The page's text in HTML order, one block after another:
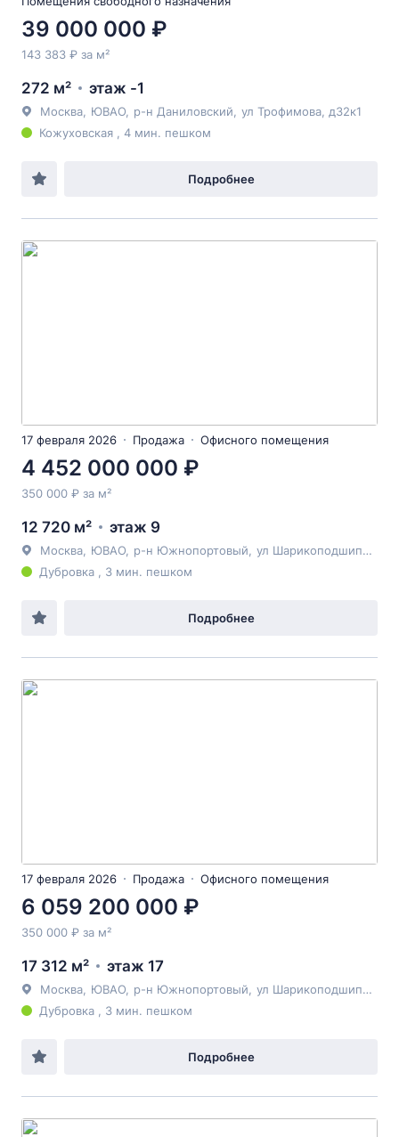
39 000 000 ₽
143 383 ₽ за м²
272 м² этаж -1
Москва ЮВАО р-н Даниловский ул Трофимова , д32к1
Кожуховская , 4 мин. пешком
Подробнее
17 февраля 2026 Продажа Офисного помещения
4 452 000 000 ₽
350 000 ₽ за м²
12 720 м² этаж 9
Москва ЮВАО р-н Южнопортовый
ул Шарикоподшипниковская
Дубровка , 3 мин. пешком
Подробнее
17 февраля 2026 Продажа Офисного помещения
6 059 200 000 ₽
350 000 ₽ за м²
17 312 м² этаж 17
Москва ЮВАО р-н Южнопортовый
ул Шарикоподшипниковская
Дубровка , 3 мин. пешком
Подробнее